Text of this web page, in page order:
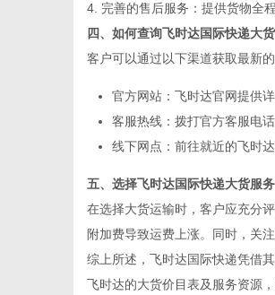
4. 完善的售后服务：提供货物全
四、如何查询飞时达国际快递大
客户可以通过以下渠道获取最新的
官方网站：飞时达官网提供
客服热线：拨打官方客服电
线下网点：前往就近的飞时
五、选择飞时达国际快递大货服
在选择大货运输时，客户应充分
附加费导致运费上涨。同时，关
综上所述，飞时达国际快递凭借
飞时达的大货价目表及服务资源